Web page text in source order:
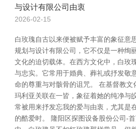
与设计有限公司由衷
2026-02-15
白玫瑰自古以来便被赋予丰富的象征意
规划与设计有限公司，它不仅是一种绚
文化的迫切载体。在西方文化中，白玫
与忠实。它常用于婚典、葬礼或抒发敬
命的尊重与对骸骨的诅咒。 在基督教文
玛利亚关联在一皆，象征着她的纯净与
常被用来抒发忘我的爱与由衷，尤其是
的酷爱时。 隆阳区探图设备股份公司-